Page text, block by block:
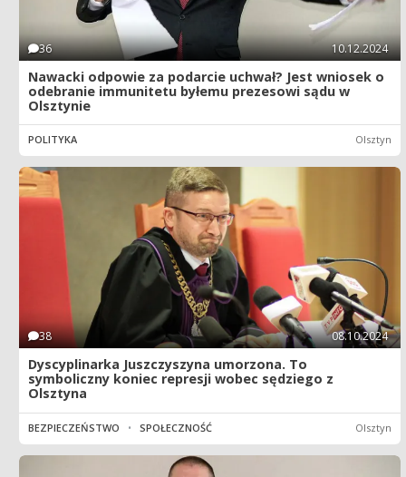
36 10.12.2024
Nawacki odpowie za podarcie uchwał? Jest wniosek o
odebranie immunitetu byłemu prezesowi sądu w
Olsztynie
POLITYKA Olsztyn
38 08.10.2024
Dyscyplinarka Juszczyszyna umorzona. To
symboliczny koniec represji wobec sędziego z
Olsztyna
BEZPIECZEŃSTWO • SPOŁECZNOŚĆ Olsztyn